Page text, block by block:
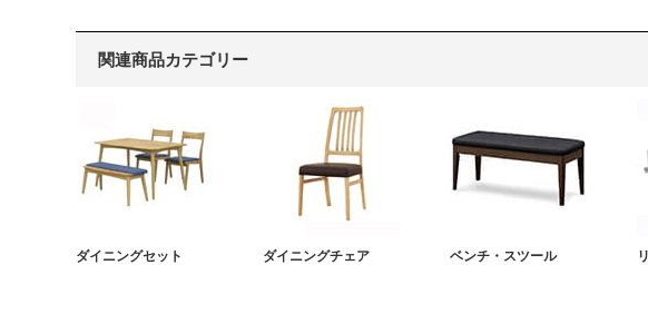
関連商品カテゴリー
ダイニングセット ダイニングチェア ベンチ・スツール